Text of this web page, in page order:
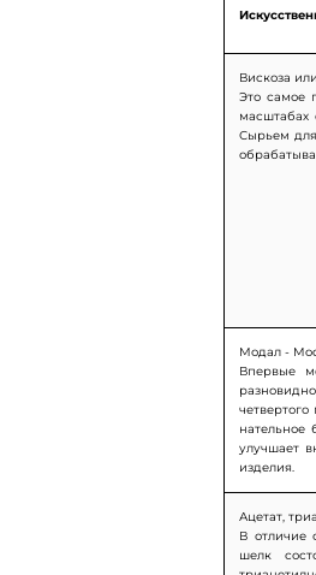
Вискоза
Это самое
масштабах
Сырьем для
Модал -
Впервые
нательное
улучшает
Ацетат,
В отличие
шелк